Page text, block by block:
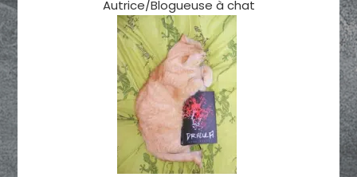
Autrice/Blogueuse à chat